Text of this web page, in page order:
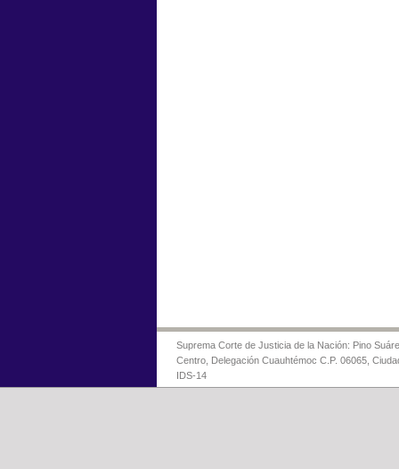
Suprema Corte de Justicia de la Nación: Pino
Centro, Delegación Cuauhtémoc C.P. 06065,
IDS-14